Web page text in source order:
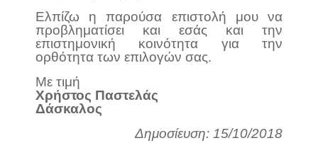
Ελπίζω η παρούσα επιστολή μου να
προβληματίσει και εσάς και την
επιστημονική κοινότητα για την
ορθότητα των επιλογών σας.
Με τιμή
Χρήστος Παστελάς
Δάσκαλος
Δημοσίευση: 15/10/2018